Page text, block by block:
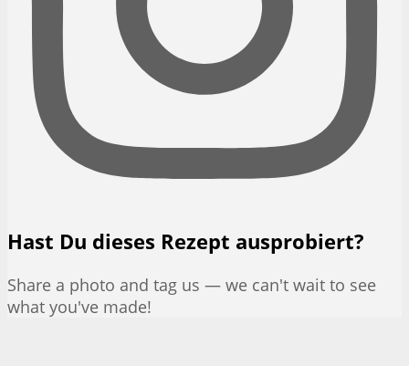
Hast Du dieses Rezept ausprobiert?
Share a photo and tag us — we can't wait to see
what you've made!